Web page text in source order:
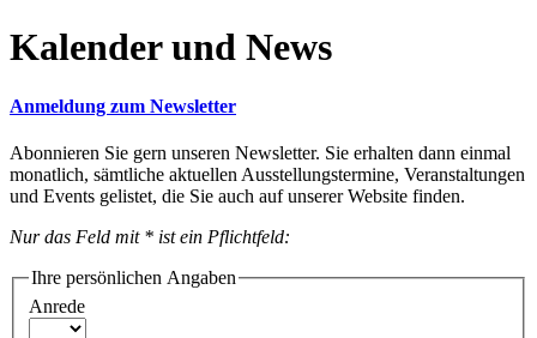
Kalender und News
Anmeldung zum Newsletter
Abonnieren Sie gern unseren Newsletter. Sie erhalten dann einmal
monatlich, sämtliche aktuellen Ausstellungstermine, Veranstaltungen
und Events gelistet, die Sie auch auf unserer Website finden.
Nur das Feld mit * ist ein Pflichtfeld:
Ihre persönlichen Angaben
Anrede